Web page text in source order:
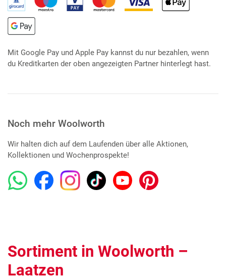
Mit Google Pay und Apple Pay kannst du nur bezahlen, wenn
du Kreditkarten der oben angezeigten Partner hinterlegt hast.
Noch mehr Woolworth
Wir halten dich auf dem Laufenden über alle Aktionen,
Kollektionen und Wochenprospekte!
Sortiment in Woolworth –
Laatzen